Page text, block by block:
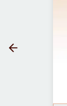
Предыдущий слайд